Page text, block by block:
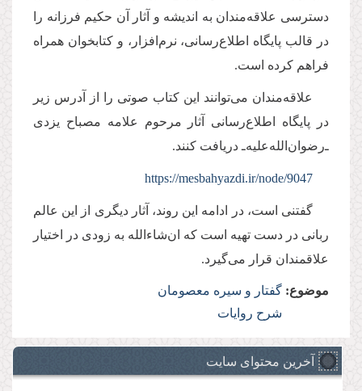
دسترسی علاقه‌مندان به انديشه و آثار آن حكيم فرزانه را
در قالب پایگاه اطلاع‌رسانی، نرم‌افزار، و کتابخوان همراه
فراهم كرده است.
علاقه‌مندان می‌توانند اين كتاب صوتی‌ را از آدرس زیر
در پایگاه اطلاع‌رسانی آثار مرحوم علامه مصباح يزدی
ـ‌رضوان‌الله‌عليه‌ـ دريافت كنند.
https://mesbahyazdi.ir/node/9047
گفتنی است، در ادامه اين روند، آثار ديگری از اين عالم
ربانی در دست تهیه است که ان‌شاءالله به زودی در اختيار
علاقمندان قرار می‌گيرد.
موضوع: گفتار و سیره معصومان
شرح روایات
آخرین محتوای سایت